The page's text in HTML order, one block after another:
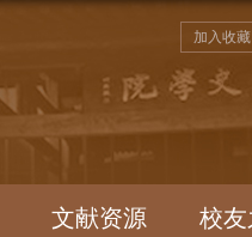
加入收藏
文献资源 校友